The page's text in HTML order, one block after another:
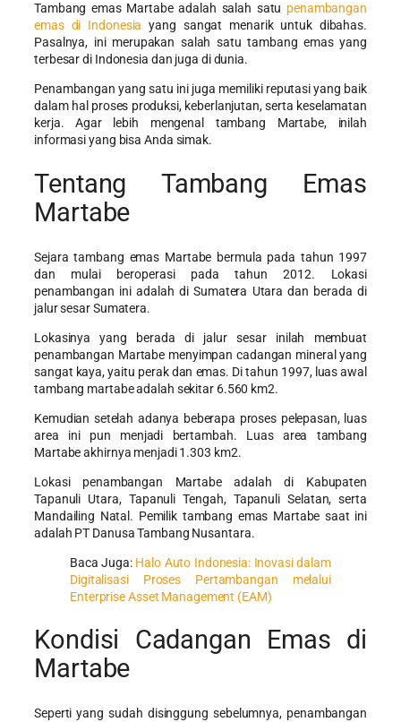
Tambang emas Martabe adalah salah satu penambangan
emas di Indonesia yang sangat menarik untuk dibahas.
Pasalnya, ini merupakan salah satu tambang emas yang
terbesar di Indonesia dan juga di dunia.
Penambangan yang satu ini juga memiliki reputasi yang baik
dalam hal proses produksi, keberlanjutan, serta keselamatan
kerja. Agar lebih mengenal tambang Martabe, inilah
informasi yang bisa Anda simak.
Tentang Tambang Emas
Martabe
Sejara tambang emas Martabe bermula pada tahun 1997
dan mulai beroperasi pada tahun 2012. Lokasi
penambangan ini adalah di Sumatera Utara dan berada di
jalur sesar Sumatera.
Lokasinya yang berada di jalur sesar inilah membuat
penambangan Martabe menyimpan cadangan mineral yang
sangat kaya, yaitu perak dan emas. Di tahun 1997, luas awal
tambang martabe adalah sekitar 6.560 km2.
Kemudian setelah adanya beberapa proses pelepasan, luas
area ini pun menjadi bertambah. Luas area tambang
Martabe akhirnya menjadi 1.303 km2.
Lokasi penambangan Martabe adalah di Kabupaten
Tapanuli Utara, Tapanuli Tengah, Tapanuli Selatan, serta
Mandailing Natal. Pemilik tambang emas Martabe saat ini
adalah PT Danusa Tambang Nusantara.
Baca Juga: Halo Auto Indonesia: Inovasi dalam
Digitalisasi Proses Pertambangan melalui
Enterprise Asset Management (EAM)
Kondisi Cadangan Emas di
Martabe
Seperti yang sudah disinggung sebelumnya, penambangan